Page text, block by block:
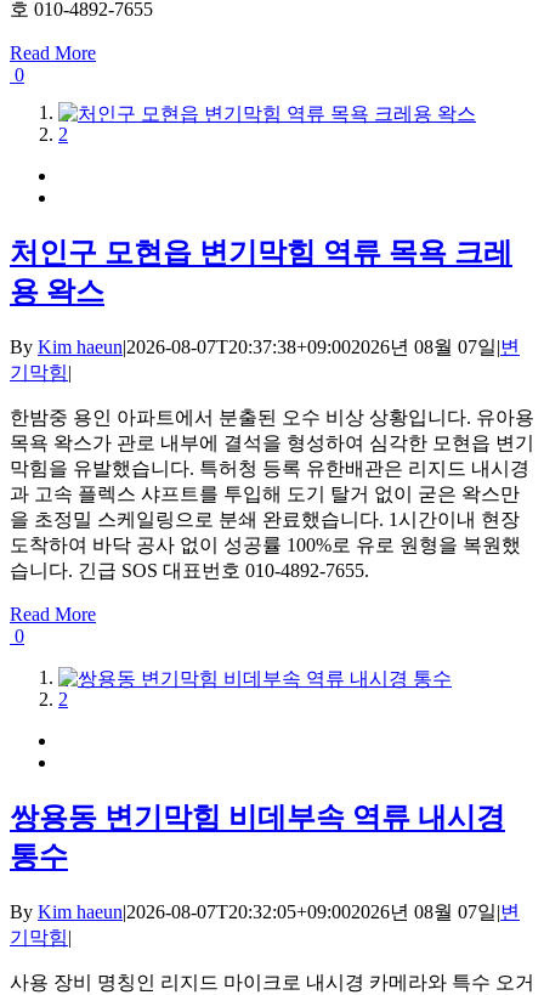
호 010-4892-7655
Read More
0
1
2
처인구 모현읍 변기막힘 역류 목욕 크레
용 왁스
By Kim haeun|2026-08-07T20:37:38+09:002026년 08월 07일|변
기막힘|
한밤중 용인 아파트에서 분출된 오수 비상 상황입니다. 유아용
목욕 왁스가 관로 내부에 결석을 형성하여 심각한 모현읍 변기
막힘을 유발했습니다. 특허청 등록 유한배관은 리지드 내시경
과 고속 플렉스 샤프트를 투입해 도기 탈거 없이 굳은 왁스만
을 초정밀 스케일링으로 분쇄 완료했습니다. 1시간이내 현장
도착하여 바닥 공사 없이 성공률 100%로 유로 원형을 복원했
습니다. 긴급 SOS 대표번호 010-4892-7655.
Read More
0
1
2
쌍용동 변기막힘 비데부속 역류 내시경
통수
By Kim haeun|2026-08-07T20:32:05+09:002026년 08월 07일|변
기막힘|
사용 장비 명칭인 리지드 마이크로 내시경 카메라와 특수 오거